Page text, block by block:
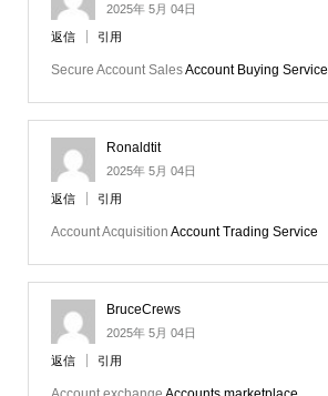
2025年 5月 04日
返信 引用
Secure Account SalesAccount Buying Service
Ronaldtit
2025年 5月 04日
返信 引用
Account Acquisition Account Trading Service
BruceCrews
2025年 5月 04日
返信 引用